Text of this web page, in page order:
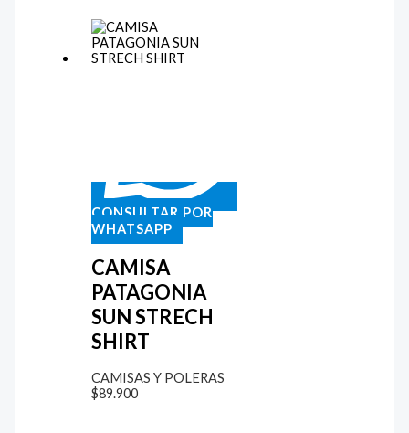
CONSULTAR POR
WHATSAPP
CAMISA
PATAGONIA
SUN STRECH
SHIRT
CAMISAS Y POLERAS
$89.900